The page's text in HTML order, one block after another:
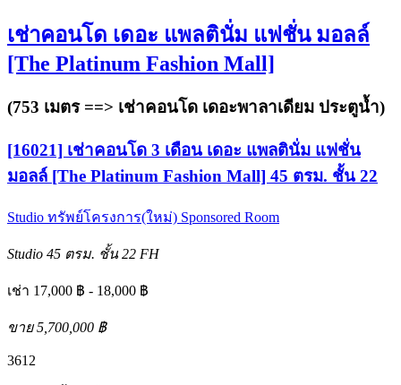
เช่าคอนโด เดอะ แพลตินั่ม แฟชั่น มอลล์
[The Platinum Fashion Mall]
(753 เมตร ==> เช่าคอนโด เดอะพาลาเดียม ประตูน้ำ)
[16021] เช่าคอนโด 3 เดือน เดอะ แพลตินั่ม แฟชั่น
มอลล์ [The Platinum Fashion Mall] 45 ตรม. ชั้น 22
Studio ทรัพย์โครงการ(ใหม่) Sponsored Room
Studio 45 ตรม. ชั้น 22 FH
เช่า 17,000 ฿ - 18,000 ฿
ขาย 5,700,000 ฿
3612